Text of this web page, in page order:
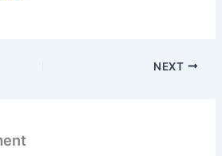
NEXT